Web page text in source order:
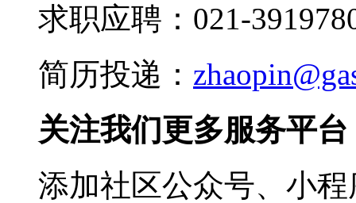
求职应聘：021-
简历投递：
关注我们更多服务平台
添加社区公众号、小